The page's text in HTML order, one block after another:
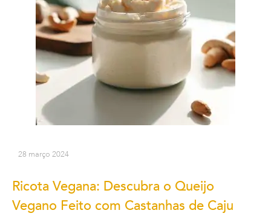
28 março 2024
Ricota Vegana: Descubra o Queijo
Vegano Feito com Castanhas de Caju